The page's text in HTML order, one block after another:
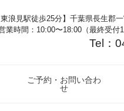
東浪見駅徒歩25分】千葉県長生郡
業時間：10:00〜18:00（最終受付
Tel：
ご予約・お問い合わ
せ